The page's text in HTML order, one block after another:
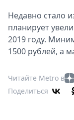
Недавно стало
планирует
2019 году.
1500 рублей, а
Читайте Metro в
Поделиться